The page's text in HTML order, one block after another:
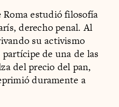
estudió filosofía
derecho penal. Al
su activismo
de una de las
del precio del pan,
duramente a